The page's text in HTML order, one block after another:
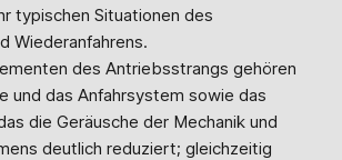
typischen Situationen des
Wiederanfahrens.
des Antriebsstrangs gehören
und das Anfahrsystem sowie das
die Geräusche der Mechanik und
deutlich reduziert; gleichzeitig